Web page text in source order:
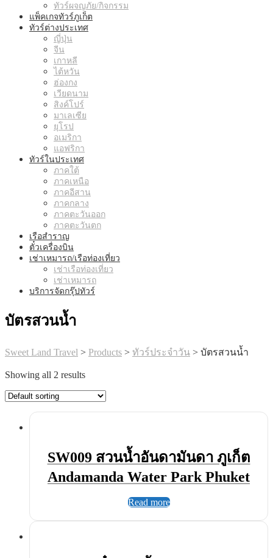
ทัวร์ผจญภัย/กิจกรรม
แพ็คเกจทัวร์ภูเก็ต
ทัวร์ต่างประเทศ
ญี่ปุ่น
จีน
เกาหลี
ไต้หวัน
ฮ่องกง
เวียดนาม
สิงค์โปร์
มาเลเซีย
ยุโรป
อเมริกา
แอฟริกา
ทัวร์ในประเทศ
ภาคใต้
ภาคเหนือ
ภาคอีสาน
ภาคกลาง
ภาคตะวันออก
ภาคตะวันตก
เรือสำราญ
ตั๋วเครื่องบิน
เช่าเหมารถ/เรือท่องเที่ยว
เช่าเรือท่องเที่ยว
เช่าเหมารถ
บริการจัดกรุ๊ปทัวร์
บัตรสวนน้ำ
Sweet Land Travel > Products > ทัวร์ประจำวัน > บัตรสวนน้ำ
Showing all 2 results
SW009 สวนน้ำอันดามันดา ภูเก็ต
Andamanda Water Park Phuket
Read more